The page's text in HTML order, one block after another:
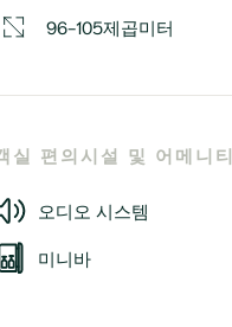
96-105제곱미터
실 편의시설 및 어메니티
오디오 시스템
미니바